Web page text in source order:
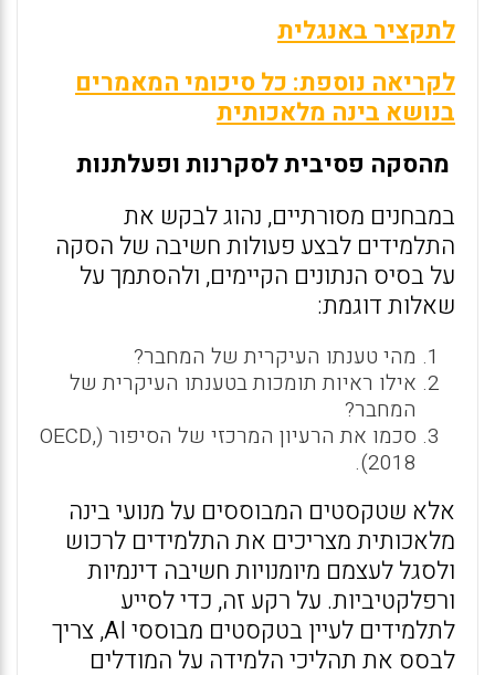
לתקציר באנגלית
לקריאה נוספת: כל סיכומי המאמרים
בנושא בינה מלאכותית
מהסקה פסיבית לסקרנות ופעלתנות
במבחנים מסורתיים, נהוג לבקש את
התלמידים לבצע פעולות חשיבה של הסקה
על בסיס הנתונים הקיימים, ולהסתמך על
שאלות דוגמת:
מהי טענתו העיקרית של המחבר?
אילו ראיות תומכות בטענתו העיקרית של
המחבר?
סכמו את הרעיון המרכזי של הסיפור (OECD,
2018).
אלא שטקסטים המבוססים על מנועי בינה
מלאכותית מצריכים את התלמידים לרכוש
ולסגל לעצמם מיומנויות חשיבה דינמיות
ורפלקטיביות. על רקע זה, כדי לסייע
לתלמידים לעיין בטקסטים מבוססי AI, צריך
לבסס את תהליכי הלמידה על המודלים